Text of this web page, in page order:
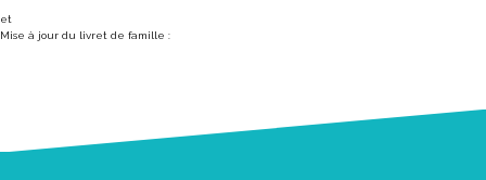
et
Mise à jour du livret de famille :